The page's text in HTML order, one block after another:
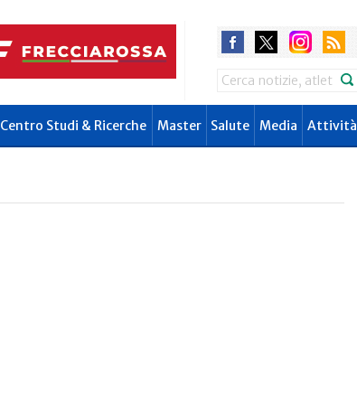
Search
Centro Studi & Ricerche Master Salute Media Attività